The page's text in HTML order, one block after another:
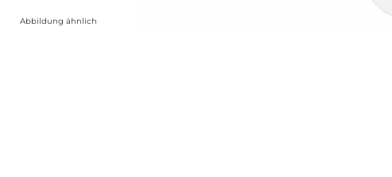
Abbildung ähnlich